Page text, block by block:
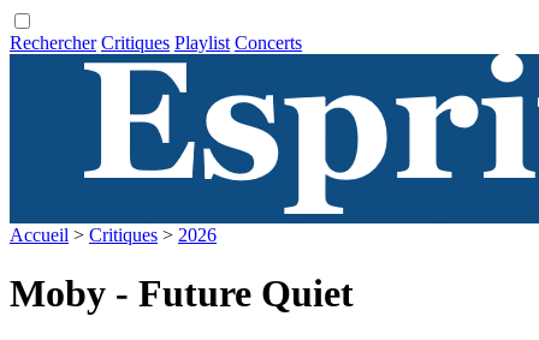
Rechercher Critiques Playlist Concerts
Accueil > Critiques > 2026
Moby - Future Quiet